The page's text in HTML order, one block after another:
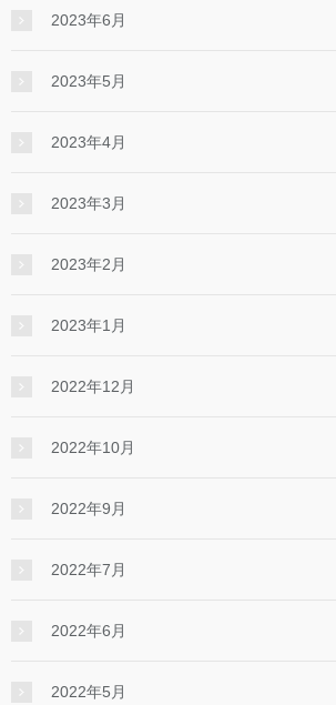
2023年6月
2023年5月
2023年4月
2023年3月
2023年2月
2023年1月
2022年12月
2022年10月
2022年9月
2022年7月
2022年6月
2022年5月